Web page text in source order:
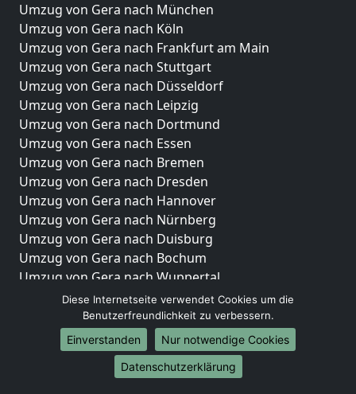
Umzug von Gera nach München
Umzug von Gera nach Köln
Umzug von Gera nach Frankfurt am Main
Umzug von Gera nach Stuttgart
Umzug von Gera nach Düsseldorf
Umzug von Gera nach Leipzig
Umzug von Gera nach Dortmund
Umzug von Gera nach Essen
Umzug von Gera nach Bremen
Umzug von Gera nach Dresden
Umzug von Gera nach Hannover
Umzug von Gera nach Nürnberg
Umzug von Gera nach Duisburg
Umzug von Gera nach Bochum
Umzug von Gera nach Wuppertal
Umzug von Gera nach Bielefeld
Umzug von Gera nach Bonn
Umzug von Gera nach Münster
Internationale-Umzüge
Diese Internetseite verwendet Cookies um die
Benutzerfreundlichkeit zu verbessern.
Einverstanden
Nur notwendige Cookies
Datenschutzerklärung